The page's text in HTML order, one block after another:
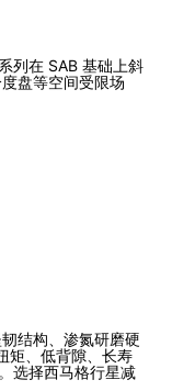
列在 SAB 基础上斜
盘等空间受限场
结构、渗氮研磨硬
矩、低背隙、长寿
选择西马格行星减